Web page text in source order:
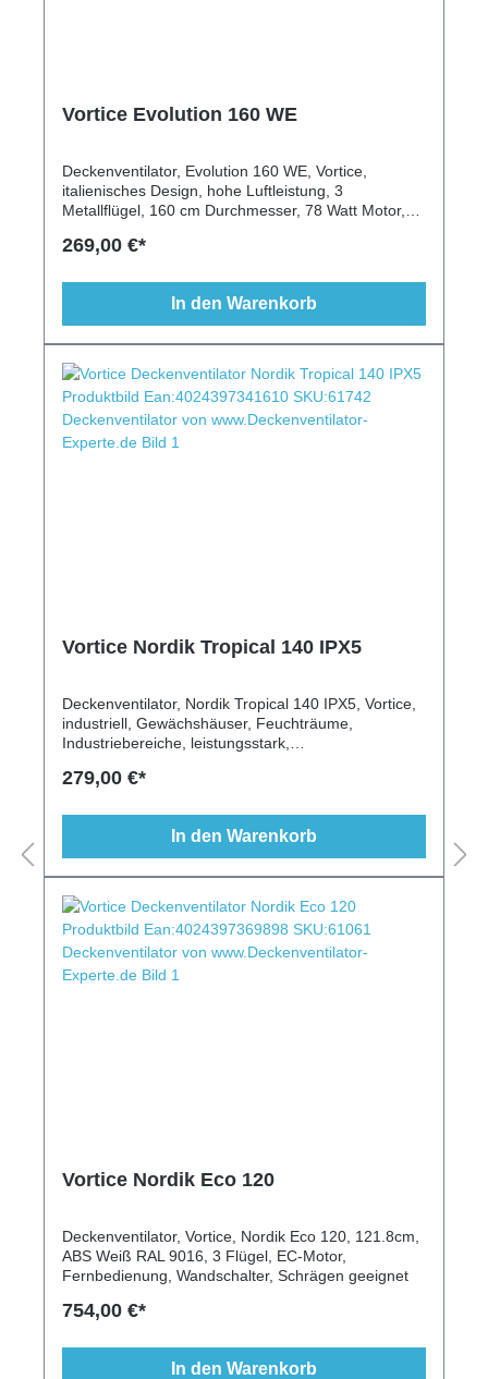
Vortice Evolution 160 WE
Deckenventilator, Evolution 160 WE, Vortice,
italienisches Design, hohe Luftleistung, 3
Metallflügel, 160 cm Durchmesser, 78 Watt Motor,
Fernbedienung, Wandschalter, Vor-/Rückwärtslauf
269,00 €*
In den Warenkorb
Vortice Nordik Tropical 140 IPX5
Deckenventilator, Nordik Tropical 140 IPX5, Vortice,
industriell, Gewächshäuser, Feuchträume,
Industriebereiche, leistungsstark,
möglich, Fernbedienung möglich
279,00 €*
In den Warenkorb
Vortice Nordik Eco 120
Deckenventilator, Vortice, Nordik Eco 120, 121.8cm,
ABS Weiß RAL 9016, 3 Flügel, EC-Motor,
Fernbedienung, Wandschalter, Schrägen geeignet
754,00 €*
In den Warenkorb